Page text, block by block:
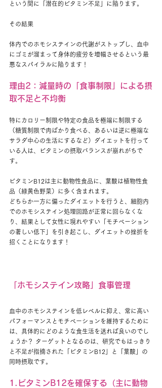
という間に「潜在的ビタミン不足」に陥ります。
その結果
体内でのホモシステインの代謝がストップし、血中
にゴミが溜まって身体的疲労を増幅させるという最
悪なスパイラルに陥ります！
理由2：減量時の「食事制限」による摂
取不足と不均衡
特にカロリー制限や特定の食品を極端に制限する
（糖質制限で肉ばかり食べる、あるいは逆に極端な
サラダ中心の生活にするなど）ダイエットを行って
いる人は、ビタミンの摂取バランスが崩れがちで
す。
ビタミンB12は主に動物性食品に、葉酸は植物性食
品（緑黄色野菜）に多く含まれます。
どちらか一方に偏ったダイエットを行うと、細胞内
でのホモシステイン処理回路が正常に回らなくな
り、結果として女性に現れやすい「モチベーション
の著しい低下」を引き起こし、ダイエットの挫折を
招くことになります！
「ホモシステイン攻略」食事管理
血中のホモシステインを低レベルに抑え、常に高い
パフォーマンスとモチベーションを維持するために
は、具体的にどのような食生活を送れば良いのでし
ょうか？ ターゲットとなるのは、研究でもはっきり
と不足が指摘された「ビタミンB12」と「葉酸」の
同時摂取です。
1.ビタミンB12を確保する（主に動物